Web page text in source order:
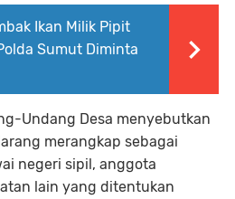
Ikan Milik Pipit
Sumut Diminta
Undang Desa menyebutkan
merangkap sebagai
negeri sipil, anggota
lain yang ditentukan